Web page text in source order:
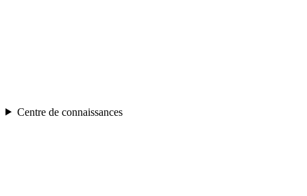
Centre de connaissances